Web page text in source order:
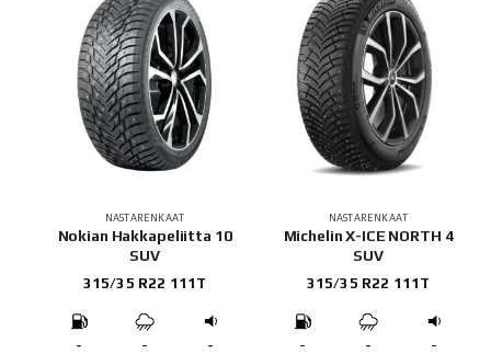
NASTARENKAAT
Nokian Hakkapeliitta 10
SUV
315/35 R22 111T
- - -
NASTARENKAAT
Michelin X-ICE NORTH 4
SUV
315/35 R22 111T
- - -